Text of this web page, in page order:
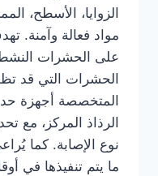
الزوايا، الأسطح،
مواد فعالة وآمنة.
على الحشرات
الحشرات التي قد
المتخصصة أجهزة
الرذاذ المركز، مع
نوع الإصابة. كما
ما يتم تنفيذها في